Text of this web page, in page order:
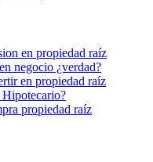
en propiedad raíz
negocio ¿verdad?
en propiedad raíz
propiedad raíz